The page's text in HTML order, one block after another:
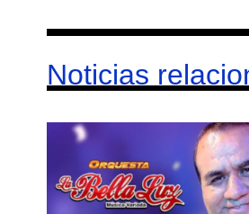
Noticias